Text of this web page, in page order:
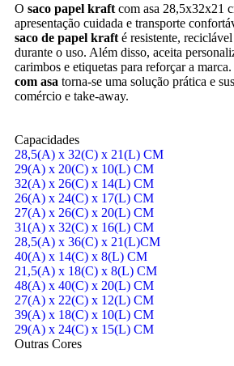
O saco papel kraft com asa 28,5x32x21
apresentação cuidada e transporte
saco de papel kraft é resistente,
durante o uso. Além disso, aceita
carimbos e etiquetas para reforçar a
com asa torna-se uma solução prática e
comércio e take-away.
Capacidades
28,5(A) x 32(C) x 21(L) CM
29(A) x 20(C) x 10(L) CM
32(A) x 26(C) x 14(L) CM
26(A) x 24(C) x 17(L) CM
27(A) x 26(C) x 20(L) CM
31(A) x 32(C) x 16(L) CM
28,5(A) x 36(C) x 21(L)CM
40(A) x 14(C) x 8(L) CM
21,5(A) x 18(C) x 8(L) CM
48(A) x 40(C) x 20(L) CM
27(A) x 22(C) x 12(L) CM
39(A) x 18(C) x 10(L) CM
29(A) x 24(C) x 15(L) CM
Outras Cores